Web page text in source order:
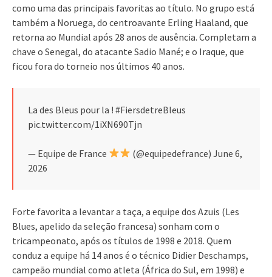
como uma das principais favoritas ao título. No grupo está
também a Noruega, do centroavante Erling Haaland, que
retorna ao Mundial após 28 anos de ausência. Completam a
chave o Senegal, do atacante Sadio Mané; e o Iraque, que
ficou fora do torneio nos últimos 40 anos.
La des Bleus pour la ! #FiersdetreBleus
pic.twitter.com/1iXN690Tjn
— Equipe de France
(@equipedefrance) June 6,
2026
Forte favorita a levantar a taça, a equipe dos Azuis (Les
Blues, apelido da seleção francesa) sonham com o
tricampeonato, após os títulos de 1998 e 2018. Quem
conduz a equipe há 14 anos é o técnico Didier Deschamps,
campeão mundial como atleta (África do Sul, em 1998) e